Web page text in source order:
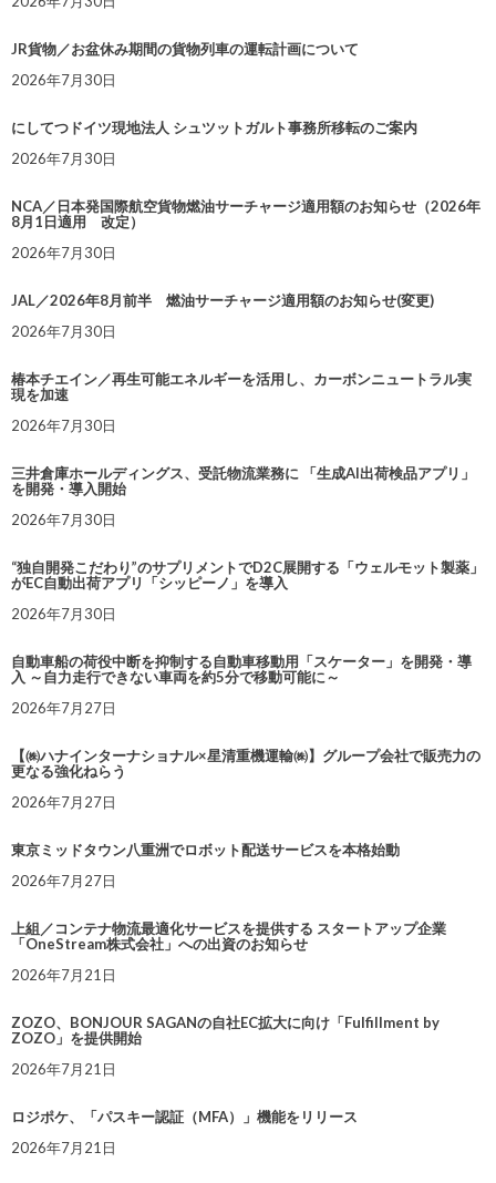
JR貨物／お盆休み期間の貨物列車の運転計画について
2026年7月30日
にしてつドイツ現地法人 シュツットガルト事務所移転のご案内
2026年7月30日
NCA／日本発国際航空貨物燃油サーチャージ適用額のお知らせ（2026年
8月1日適用 改定）
2026年7月30日
JAL／2026年8月前半 燃油サーチャージ適用額のお知らせ(変更)
2026年7月30日
椿本チエイン／再生可能エネルギーを活用し、カーボンニュートラル実
現を加速
2026年7月30日
三井倉庫ホールディングス、受託物流業務に 「生成AI出荷検品アプリ」
を開発・導入開始
2026年7月30日
“独自開発こだわり”のサプリメントでD2C展開する「ウェルモット製薬」
がEC自動出荷アプリ「シッピーノ」を導入
2026年7月30日
自動車船の荷役中断を抑制する自動車移動用「スケーター」を開発・導
入 ～自力走行できない車両を約5分で移動可能に～
2026年7月27日
【㈱ハナインターナショナル×星清重機運輸㈱】グループ会社で販売力の
更なる強化ねらう
2026年7月27日
東京ミッドタウン八重洲でロボット配送サービスを本格始動
2026年7月27日
上組／コンテナ物流最適化サービスを提供する スタートアップ企業
「OneStream株式会社」への出資のお知らせ
2026年7月21日
ZOZO、BONJOUR SAGANの自社EC拡大に向け「Fulfillment by
ZOZO」を提供開始
2026年7月21日
ロジポケ、「パスキー認証（MFA）」機能をリリース
2026年7月21日